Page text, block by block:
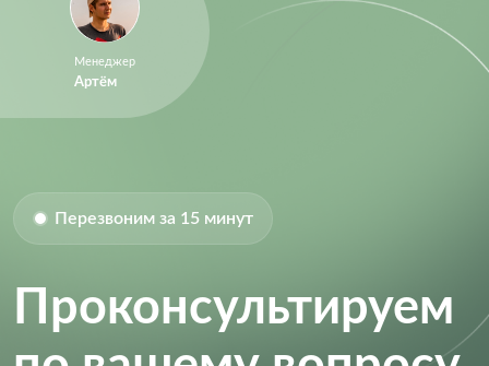
Менеджер
Артём
Перезвоним за 15 минут
Проконсультируем